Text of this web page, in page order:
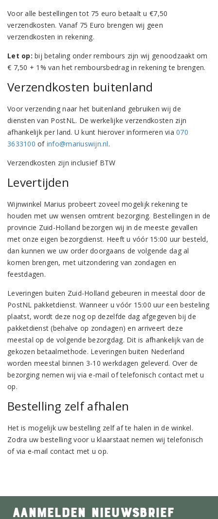
Voor alle bestellingen tot 75 euro betaalt u €7,50
verzendkosten. Vanaf 75 Euro brengen wij geen
verzendkosten in rekening.
Let op: bij betaling onder rembours zijn wij genoodzaakt om
€ 7,50 + 1% van het remboursbedrag in rekening te brengen.
Verzendkosten buitenland
Voor verzending naar het buitenland gebruiken wij de
diensten van PostNL. De werkelijke verzendkosten zijn
afhankelijk per land. U kunt hierover informeren via070
3633100 of info@mariuswijn.nl.
Verzendkosten zijn inclusief BTW
Levertijden
Wijnwinkel Marius probeert zoveel mogelijk rekening te
houden met uw wensen omtrent bezorging. Bestellingen in de
provincie Zuid-Holland bezorgen wij in de meeste gevallen
met onze eigen bezorgdienst. Heeft u vóór 15:00 uur besteld,
dan kunnen we uw order doorgaans de volgende dag al
komen brengen, met uitzondering van zondagen en
feestdagen.
Leveringen buiten Zuid-Holland gebeuren in meestal door de
PostNL pakketdienst. Wanneer u vóór 15:00 uur een besteling
plaatst, wordt deze nog op dezelfde dag afgegeven bij de
pakketdienst (behalve op zondagen) en arriveert deze
meestal op de volgende bezorgdag. Dit is afhankelijk van de
gekozen betaalmethode. Leveringen buiten Nederland
worden meestal binnen 3-10 werkdagen geleverd. Over de
bezorging nemen wij via e-mail of telefonisch contact met u
op.
Bestelling zelf afhalen
Het is mogelijk uw bestelling zelf af te halen in de winkel.
Zodra uw bestelling voor u klaarstaat nemen wij telefonisch
of via e-mail contact met u op.
AANMELDEN NIEUWSBRIEF